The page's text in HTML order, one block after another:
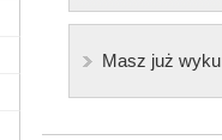
Masz już